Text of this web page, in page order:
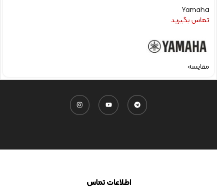
Yamaha
تماس بگیرید
مقایسه
اطلاعات تماس